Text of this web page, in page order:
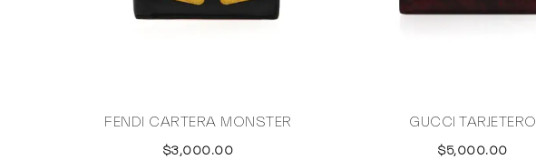
FENDI CARTERA MONSTER
$3,000.00
GUCCI TARJETERO
$5,000.00